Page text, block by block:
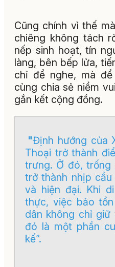
Cũng chính vì thế
chiêng không tách
nếp sinh hoạt, tín
làng, bên bếp lửa,
chỉ để nghe, mà
cùng chia sẻ niềm
gắn kết cộng đồng.
"Định hướng của
Thoại trở thành
trưng. Ở đó, trống
trở thành nhịp
và hiện đại. Khi
thực, việc bảo
dân không chỉ
đó là một phần
kế”.